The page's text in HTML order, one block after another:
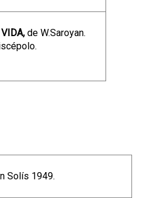
de W.Saroyan.
Solís 1949.